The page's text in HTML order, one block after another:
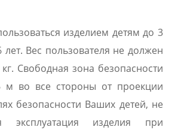
изделием детям до 3
Вес пользователя не должен
Свободная зона безопасности
м во все стороны от проекции
безопасности Ваших детей, не
эксплуатация изделия при